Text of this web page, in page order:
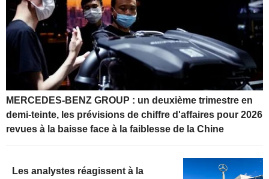
MERCEDES-BENZ GROUP : un deuxième trimestre en
demi-teinte, les prévisions de chiffre d'affaires pour 2026
revues à la baisse face à la faiblesse de la Chine
Les analystes réagissent à la